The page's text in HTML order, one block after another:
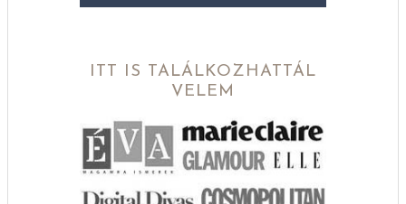
ITT IS TALÁLKOZHATTÁL
VELEM